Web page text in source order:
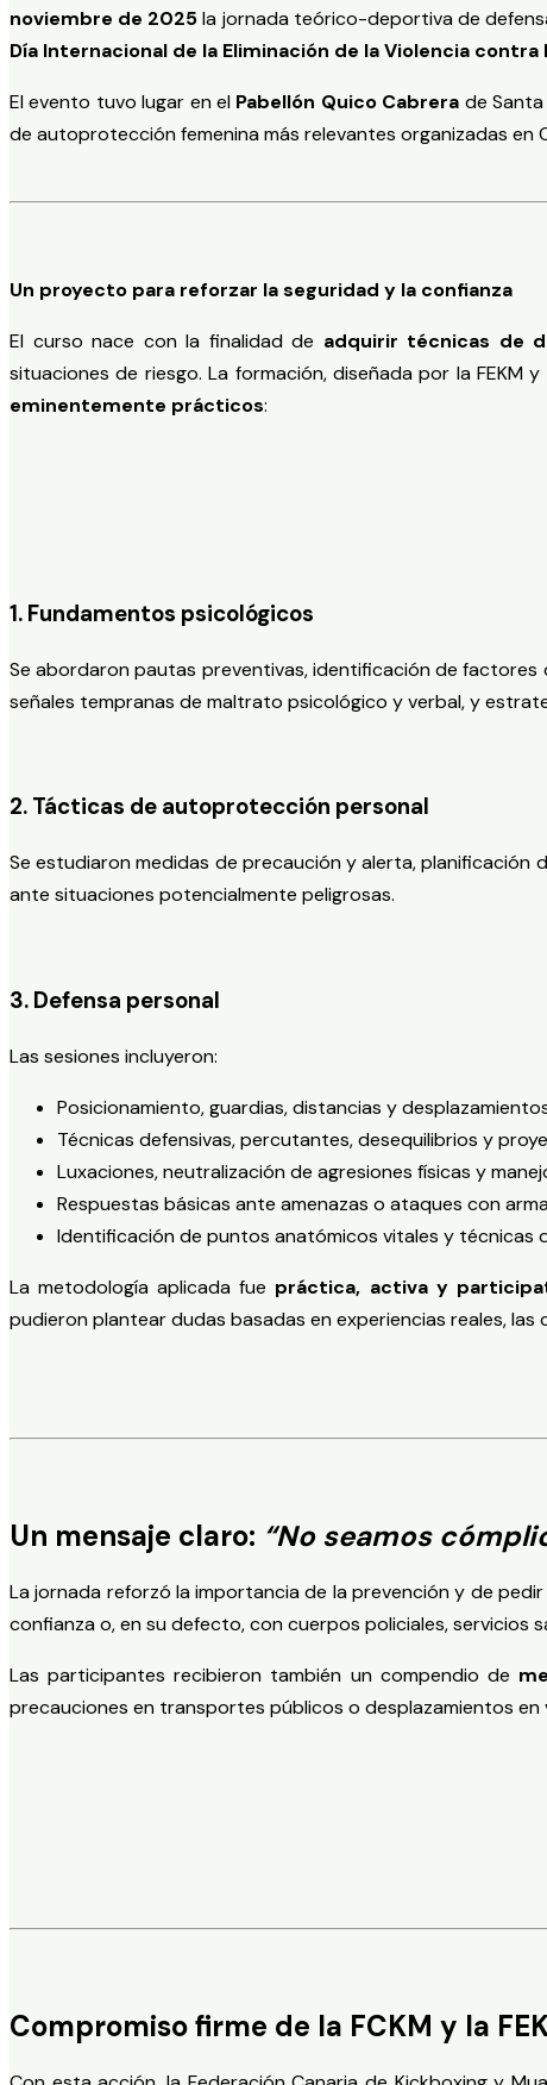
noviembre de 2025la jornada teórico-deportiva de
Día Internacional de la Eliminación de la Violencia contra
El evento tuvo lugar en el Pabellón Quico Cabrera de
de autoprotección femenina más relevantes organizadas en
Un proyecto para reforzar la seguridad y la confianza
El curso nace con la finalidad de adquirir técnicas de
situaciones de riesgo. La formación, diseñada por la
eminentemente prácticos:
1. Fundamentos psicológicos
Se abordaron pautas preventivas, identificación de
señales tempranas de maltrato psicológico y verbal, y
2. Tácticas de autoprotección personal
Se estudiaron medidas de precaución y alerta, planificación
ante situaciones potencialmente peligrosas.
3. Defensa personal
Las sesiones incluyeron:
Posicionamiento, guardias, distancias y
Técnicas defensivas, percutantes, desequilibrios y
Luxaciones, neutralización de agresiones físicas y
Respuestas básicas ante amenazas o ataques con
Identificación de puntos anatómicos vitales y técnicas
La metodología aplicada fue práctica, activa y
pudieron plantear dudas basadas en experiencias reales,
Un mensaje claro: “No seamos
La jornada reforzó la importancia de la prevención y de
confianza o, en su defecto, con cuerpos policiales,
Las participantes recibieron también un compendio de
precauciones en transportes públicos o desplazamientos en
Compromiso firme de la FCKM y la